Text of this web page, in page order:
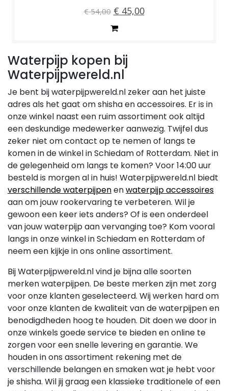
€54,00 Oorspronkelijke prijs was:
€ 45,00Huidige prijs is: €
Waterpijp kopen bij
Waterpijpwereld.nl
Je bent bij waterpijpwereld.nl zeker aan het juiste
adres als het gaat om shisha en accessoires. Er is in
onze winkel naast een ruim assortiment ook altijd
een deskundige medewerker aanwezig. Twijfel dus
zeker niet om contact op te nemen of langs te
komen in de winkel in Schiedam of Rotterdam. Niet in
de gelegenheid om langs te komen? Voor 14:00 uur
besteld is morgen al in huis! Waterpijpwereld.nl biedt
verschillende waterpijpenenwaterpijp accessoires
aan om jouw rookervaring te verbeteren. Wil je
gewoon een keer iets anders? Of is een onderdeel
van jouw waterpijp aan vervanging toe? Kom vooral
langs in onze winkel in Schiedam en Rotterdam of
neem een kijkje in ons online assortiment.
Bij Waterpijpwereld.nl vind je bijna alle soorten
merken waterpijpen. De beste merken zijn met zorg
voor onze klanten geselecteerd. Wij werken hard om
voor onze klanten de kwaliteit van de waterpijpen en
benodigdheden hoog te houden. Dit doen we door in
onze winkels goede service te bieden en online te
zorgen voor een snelle levering en garantie. We
houden in ons assortiment rekening met de
verschillende belangen en smaken wat je hebt voor
je shisha. Wil jij graag een klassieke traditionele of een